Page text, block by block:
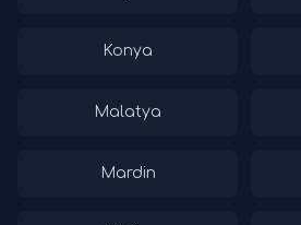
Konya
Malatya
Mardin